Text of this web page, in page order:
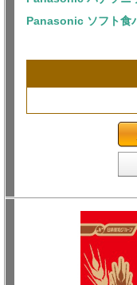
Panasonic ソフト食